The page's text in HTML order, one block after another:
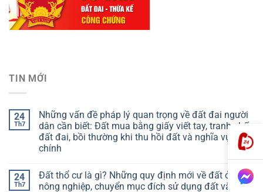
TIN MỚI
24
Th7
Những vấn đề pháp lý quan trọng về đất đai người
dân cần biết: Đất mua bằng giấy viết tay, tranh chấp
đất đai, bồi thường khi thu hồi đất và nghĩa vụ tài
chính
24
Th7
Đất thổ cư là gì? Những quy định mới về đất ở, đất
nông nghiệp, chuyển mục đích sử dụng đất và quy